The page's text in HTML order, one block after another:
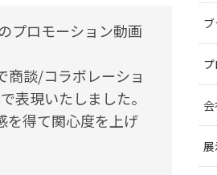
プロモーション動画
商談/コラボレーショ
表現いたしました。
を得て関心度を上げ